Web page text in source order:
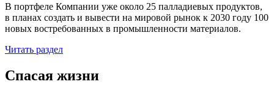
В портфеле Компании уже около 25 палладиевых продуктов,
в планах создать и вывести на мировой рынок к 2030 году 100
новых востребованных в промышленности материалов.
Читать раздел
Спасая жизни